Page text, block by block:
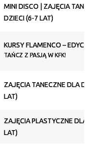
MINI DISCO | ZAJĘCIA
DZIECI (6-7 LAT)
KURSY FLAMENCO –
TAŃCZ Z PASJĄ W KFK!
ZAJĘCIA TANECZNE DLA
LAT)
ZAJĘCIA PLASTYCZNE
LAT)